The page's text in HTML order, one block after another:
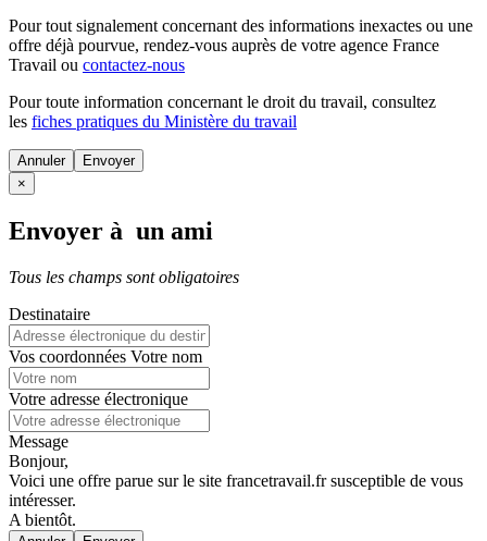
Pour tout signalement concernant des informations inexactes ou une
offre déjà pourvue, rendez-vous auprès de votre agence France
Travail ou contactez-nous
Pour toute information concernant le droit du travail, consultez
les fiches pratiques du Ministère du travail
Annuler
×
Envoyer à un ami
Tous les champs sont obligatoires
Destinataire
Vos coordonnées Votre nom
Votre adresse électronique
Message
Bonjour,
Voici une offre parue sur le site francetravail.fr susceptible de vous
intéresser.
A bientôt.